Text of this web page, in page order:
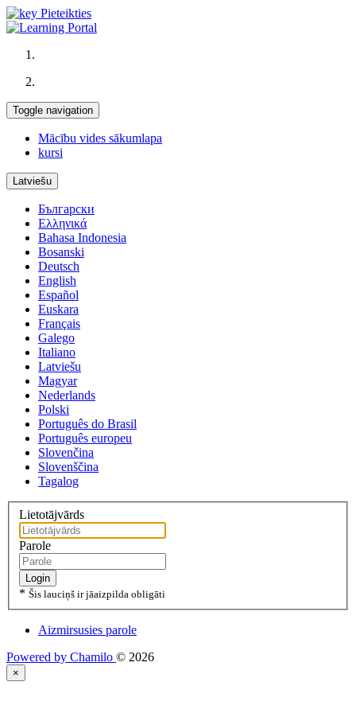
Pieteikties
Toggle navigation
Mācību vides sākumlapa
kursi
Latviešu
Български
Ελληνικά
Bahasa Indonesia
Bosanski
Deutsch
English
Español
Euskara
Français
Galego
Italiano
Latviešu
Magyar
Nederlands
Polski
Português do Brasil
Português europeu
Slovenčina
Slovenščina
Tagalog
Lietotājvārds
Parole
Login
* Šis lauciņš ir jāaizpilda obligāti
Aizmirsusies parole
Powered by Chamilo © 2026
×